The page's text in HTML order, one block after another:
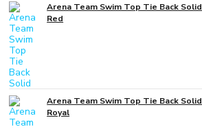
Arena Team Swim Top Tie Back Solid
Red
Arena Team Swim Top Tie Back Solid
Royal